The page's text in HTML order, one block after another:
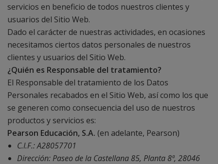
servicios en beneficio de todos nuestros clientes y
usuarios del Sitio Web.
Dado el carácter de nuestras actividades, en ocasiones
necesitamos ciertos datos personales de nuestros
clientes y usuarios del Sitio Web.
¿Quién es Responsable del tratamiento?
El Responsable del tratamiento de los Datos
Personales recabados en el Sitio Web, así como los que
se generen como consecuencia del uso de nuestros
productos y servicios es:
Pearson Educación, S.A. (en adelante, Pearson)
C.I.F.: A28057701
Dirección: Paseo de la Castellana 85, Planta 8ª, 28046